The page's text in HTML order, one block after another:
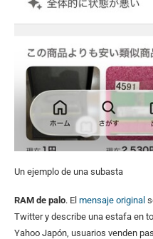
Un ejemplo de una subasta
RAM de palo. El mensaje original
Twitter y describe una estafa en
Yahoo Japón, usuarios venden